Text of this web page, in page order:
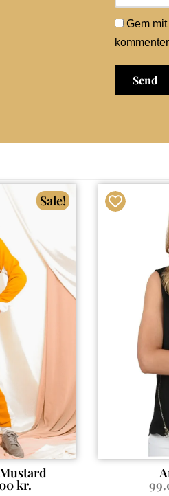
Gem
Sale!
kr.